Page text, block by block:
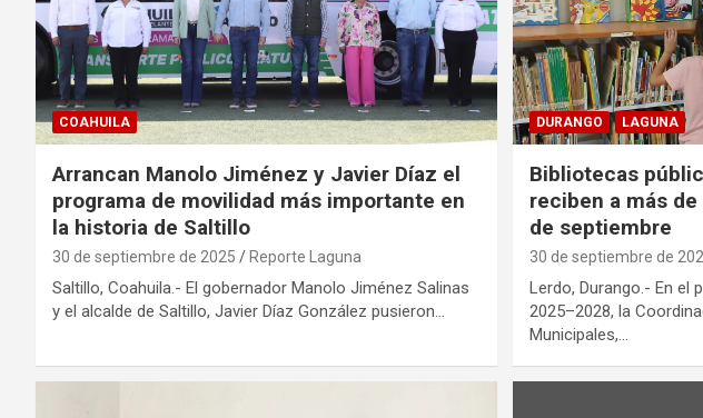
COAHUILA
Arrancan Manolo Jiménez y Javier Díaz el
programa de movilidad más importante en
la historia de Saltillo
30 de septiembre de 2025 Reporte Laguna
Saltillo, Coahuila.- El gobernador Manolo Jiménez Salinas
y el alcalde de Saltillo, Javier Díaz González pusieron…
DURANGO LAGUNA
Bibliotecas
reciben a más
de septiembre
30 de septiembre de
Lerdo, Durango.- En el
2025–2028, la
Municipales,…